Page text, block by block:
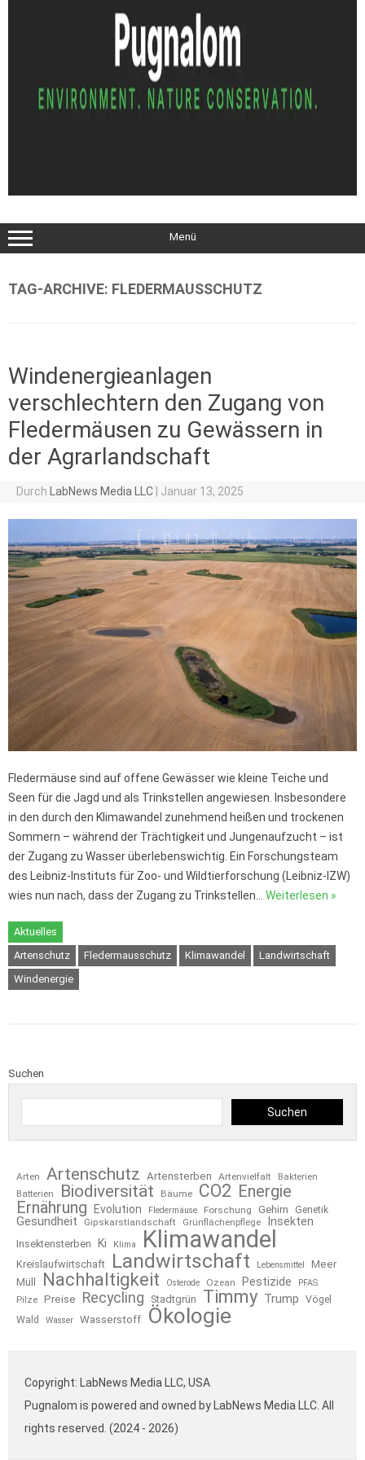
Menü
TAG-ARCHIVE: FLEDERMAUSSCHUTZ
Windenergieanlagen
verschlechtern den Zugang von
Fledermäusen zu Gewässern in
der Agrarlandschaft
Durch LabNews Media LLC Januar 13, 2025
Fledermäuse sind auf offene Gewässer wie kleine Teiche und
Seen für die Jagd und als Trinkstellen angewiesen. Insbesondere
in den durch den Klimawandel zunehmend heißen und trockenen
Sommern – während der Trächtigkeit und Jungenaufzucht – ist
der Zugang zu Wasser überlebenswichtig. Ein Forschungsteam
des Leibniz-Instituts für Zoo- und Wildtierforschung (Leibniz-IZW)
wies nun nach, dass der Zugang zu Trinkstellen… Weiterlesen »
Aktuelles
Artenschutz
Fledermausschutz Klimawandel
Landwirtschaft
Windenergie
Suchen
Suchen
Arten Artenschutz Artensterben Artenvielfalt
Bakterien
Batterien
Biodiversität Bäume CO2 Energie
Ernährung
Evolution Fledermäuse Forschung Gehirn Genetik
Gesundheit Gipskarstlandschaft Grünflächenpflege Insekten
Insektensterben Ki Klima Klimawandel
Kreislaufwirtschaft Landwirtschaft Lebensmittel
Meer
Müll
Nachhaltigkeit Osterode Ozean Pestizide PFAS
Pilze Preise Recycling Stadtgrün Timmy Trump
Vögel
Wald
Wasser Wasserstoff Ökologie
Copyright: LabNews Media LLC, USA
Pugnalom is powered and owned by LabNews Media LLC. All
rights reserved. (2024 - 2026)